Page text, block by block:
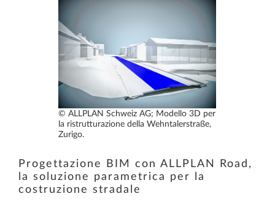
© ALLPLAN Schweiz AG; Modello 3D per
la ristrutturazione della Wehntalerstraße,
Zurigo.
Progettazione BIM con ALLPLAN Road,
la soluzione parametrica per la
costruzione stradale